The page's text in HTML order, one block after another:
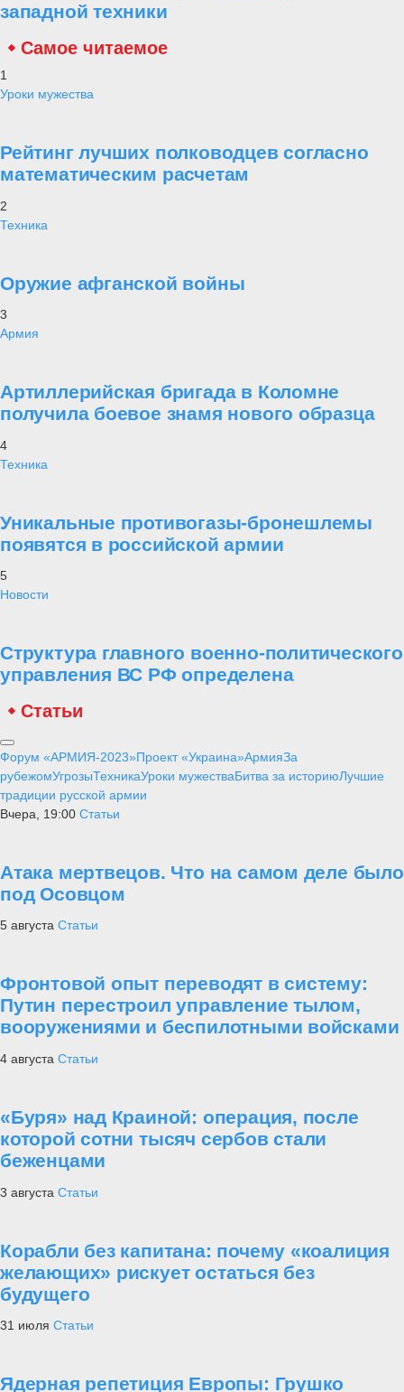
западной техники
Самое читаемое
1
Уроки мужества
Рейтинг лучших полководцев согласно
математическим расчетам
2
Техника
Оружие афганской войны
3
Армия
Артиллерийская бригада в Коломне
получила боевое знамя нового образца
4
Техника
Уникальные противогазы-бронешлемы
появятся в российской армии
5
Новости
Структура главного военно-политического
управления ВС РФ определена
Статьи
Форум «АРМИЯ-2023»Проект «Украина»АрмияЗа
рубежомУгрозыТехникаУроки мужестваБитва за историюЛучшие
традиции русской армии
Вчера, 19:00 Статьи
Атака мертвецов. Что на самом деле было
под Осовцом
5 августа Статьи
Фронтовой опыт переводят в систему:
Путин перестроил управление тылом,
вооружениями и беспилотными войсками
4 августа Статьи
«Буря» над Краиной: операция, после
которой сотни тысяч сербов стали
беженцами
3 августа Статьи
Корабли без капитана: почему «коалиция
желающих» рискует остаться без
будущего
31 июля Статьи
Ядерная репетиция Европы: Грушко